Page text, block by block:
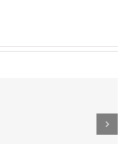
FAO: produção mundial